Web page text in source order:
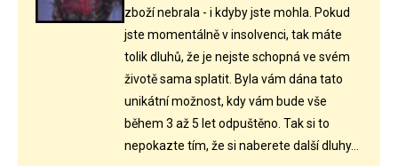
zboží nebrala - i kdyby jste mohla. Pokud
jste momentálně v insolvenci, tak máte
tolik dluhů, že je nejste schopná ve svém
životě sama splatit. Byla vám dána tato
unikátní možnost, kdy vám bude vše
během 3 až 5 let odpuštěno. Tak si to
nepokazte tím, že si naberete další dluhy...